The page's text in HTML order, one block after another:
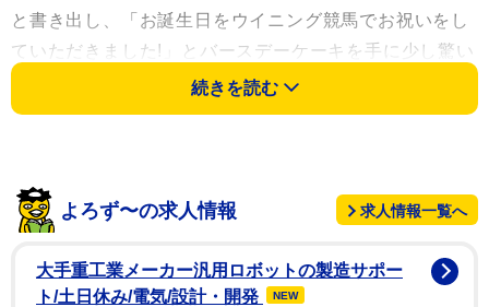
と書き出し、「お誕生日をウイニング競馬でお祝いをし
ていただきました!」とバースデーケーキを手に少し驚い
たような写真を掲載。「メッセージをいただいたみなさ
ん、ありがとうございます。どれも大切に読ませていた
続けて「番組内でもお話しましたが、この一年のプラ
イベートな目標は念願だった乗馬を始めること、カルビ
をいっぱい食べること」と記し、「引き続きご贔屓に」
とした。
続きを読む
よろず〜の求人情報 求人情報一覧へ
大手重工業メーカー汎用ロボットの製造サポー
ト/土日休み/電気/設計・開発
NEW